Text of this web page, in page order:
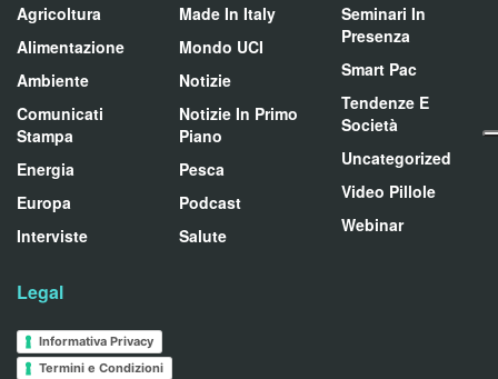
Agricoltura
Alimentazione
Ambiente
Comunicati
Stampa
Energia
Europa
Interviste
Made In Italy
Mondo UCI
Notizie
Notizie In Primo
Piano
Pesca
Podcast
Salute
Seminari In
Presenza
Smart Pac
Tendenze E
Società
Uncategorized
Video Pillole
Webinar
Legal
Informativa Privacy
Termini e Condizioni